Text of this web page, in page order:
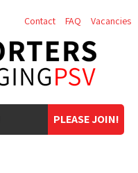
PLEASE JOIN!
Contact FAQ Vacancies